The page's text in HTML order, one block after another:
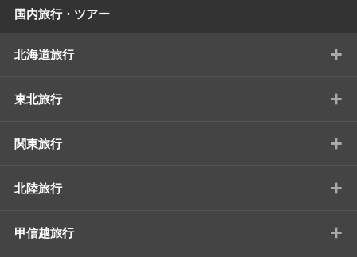
国内旅行・ツアー
北海道旅行 +
東北旅行 +
関東旅行 +
北陸旅行 +
甲信越旅行 +